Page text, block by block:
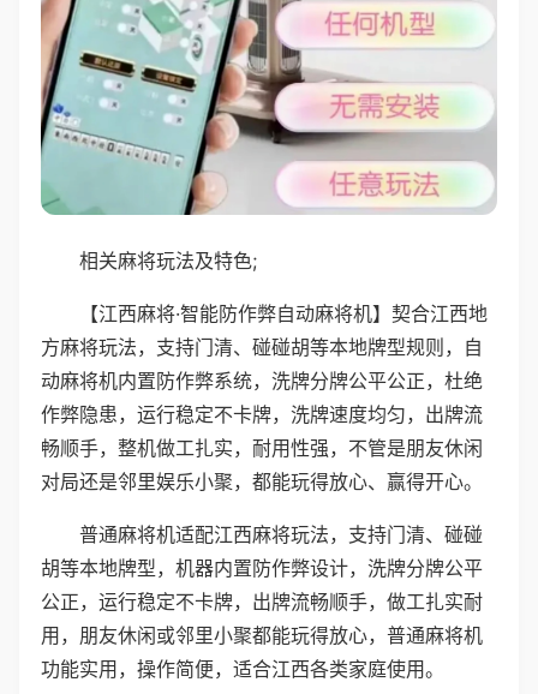
相关麻将玩法及特色;
【江西麻将·智能防作弊自动麻将机】契合江西地
方麻将玩法，支持门清、碰碰胡等本地牌型规则，自
动麻将机内置防作弊系统，洗牌分牌公平公正，杜绝
作弊隐患，运行稳定不卡牌，洗牌速度均匀，出牌流
畅顺手，整机做工扎实，耐用性强，不管是朋友休闲
对局还是邻里娱乐小聚，都能玩得放心、赢得开心。
普通麻将机适配江西麻将玩法，支持门清、碰碰
胡等本地牌型，机器内置防作弊设计，洗牌分牌公平
公正，运行稳定不卡牌，出牌流畅顺手，做工扎实耐
用，朋友休闲或邻里小聚都能玩得放心，普通麻将机
功能实用，操作简便，适合江西各类家庭使用。